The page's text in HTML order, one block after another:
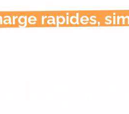
rapides,